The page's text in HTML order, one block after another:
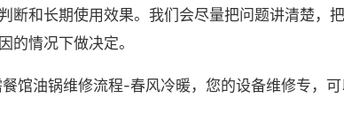
断和长期使用效果。我们会尽量把问题讲清楚，
的情况下做决定。
馆油锅维修流程-春风冷暖，您的设备维修专，可